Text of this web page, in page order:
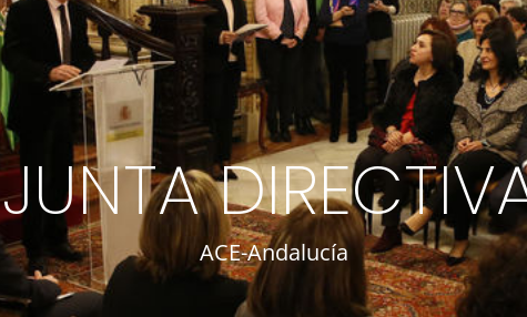
JUNTA
ACE-Andalucía